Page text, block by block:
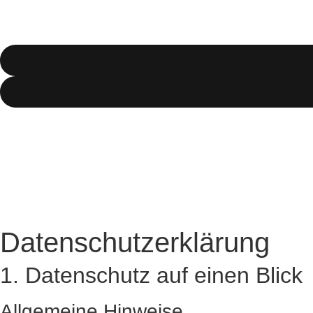
Datenschutzerklärung
1. Datenschutz auf einen Blick